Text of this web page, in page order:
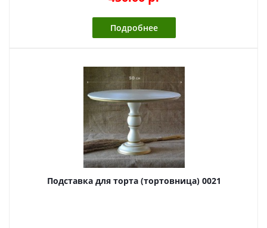
Подробнее
Подставка для торта (тортовница) 0021